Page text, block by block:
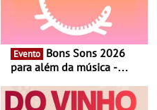
Evento
para além da música -
percursos, oficinas,